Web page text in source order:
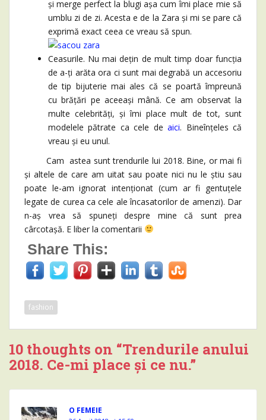
și merge perfect la blugi așa cum îmi place mie să
umblu zi de zi. Acesta e de la Zara și mi se pare că
exprimă exact ceea ce vreau să spun.
Ceasurile. Nu mai dețin de mult timp doar funcția
de a-ți arăta ora ci sunt mai degrabă un accesoriu
de tip bijuterie mai ales că se poartă împreună
cu brățări pe aceeași mână. Ce am observat la
multe celebrități, și îmi place mult de tot, sunt
modelele pătrate ca cele deaici. Bineînțeles că
vreau și eu unul.
Cam astea sunt trendurile lui 2018. Bine, or mai fi
și altele de care am uitat sau poate nici nu le știu sau
poate le-am ignorat intenționat (cum ar fi gentuțele
legate de curea ca cele ale încasatorilor de amenzi). Dar
n-aș vrea să spuneți despre mine că sunt prea
cârcotașă. E liber la comentarii
Share This:
fashion
10 thoughts on “Trendurile anului
2018. Ce-mi place și ce nu.”
O FEMEIE